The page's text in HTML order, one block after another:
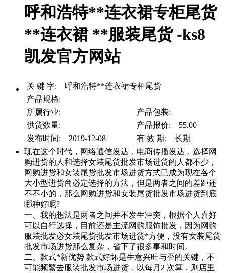
呼和浩特**连衣裙专柜尾货
**连衣裙 **服装尾货 -ks8
凯发官方网站
关 键 字: 呼和浩特**连衣裙专柜尾货
产品规格:
所属行业:
产品包装:
供货数量:
产品报价: 55.00
发布时间: 2019-12-08
有 效 期: 长期
现在这个时代，网络通信发达，电商传播发达，选择网
购进货的人和选择女装尾货批发市场进货的人都不少，
网购进货和女装尾货批发市场进货方式已成为现在各个
大小型进货商必定选择的方法，但是两者之间的差距还
不不小的，那么网购进货和女装尾货批发市场进货到底
哪种好呢?
一、我的想法是两者之间并不发生冲突，根据个人喜好
可以自行选择，目前还是主流网购服饰批发，因为网购
服装批发必女装尾货批发市场进货*方便，没有女装尾货
批发市场进货那么复杂，省下了很多事和时间。
二、款式*新优势 款式好坏是生意兴旺与否的关键，不
可能频繁去服装批发市场进货，以每月2 次算，则店里